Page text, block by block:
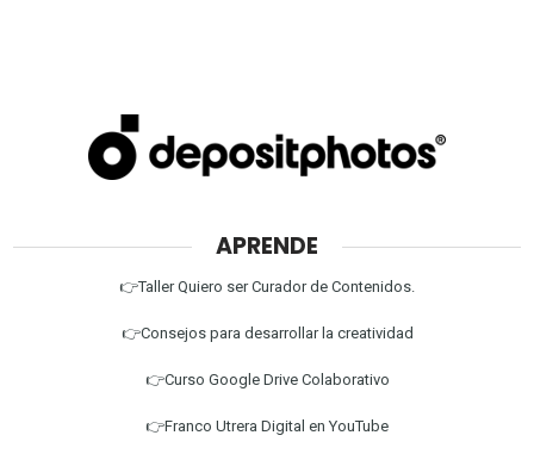
APRENDE
👉Taller Quiero ser Curador de Contenidos.
👉Consejos para desarrollar la creatividad
👉Curso Google Drive Colaborativo
👉Franco Utrera Digital en YouTube